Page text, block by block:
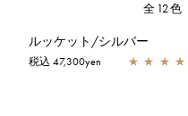
全12色
ルッケット/シルバー
税込 47,300yen ★ ★ ★ ★